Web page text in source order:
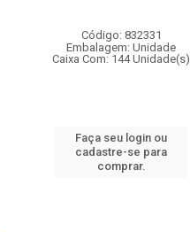
Código: 832331
Embalagem: Unidade
Caixa Com: 144 Unidade(s)
Faça seu login ou
cadastre-se para
comprar.